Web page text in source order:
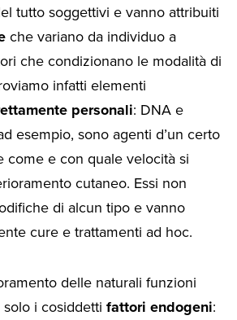
tutto soggettivi e vanno attribuiti
che variano da individuo a
che condizionano le modalità di
infatti elementi
personali: DNA e
esempio, sono agenti d’un certo
come e con quale velocità si
cutaneo. Essi non
di alcun tipo e vanno
cure e trattamenti ad hoc.
delle naturali funzioni
i cosiddetti fattori endogeni: